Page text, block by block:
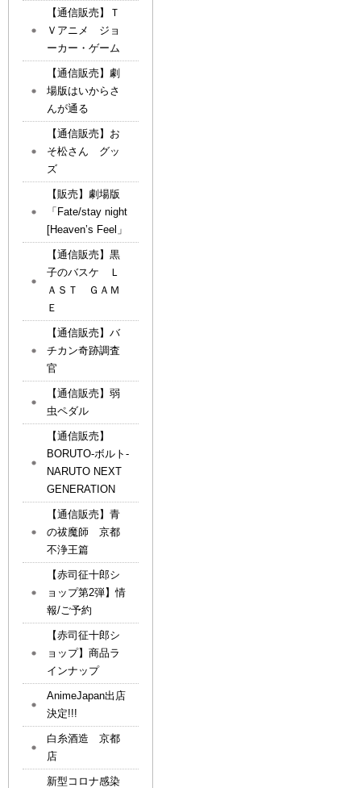
【通信販売】Ｔ
Ｖアニメ ジョ
ーカー・ゲーム
【通信販売】劇
場版はいからさ
んが通る
【通信販売】お
そ松さん グッ
ズ
【販売】劇場版
「Fate/stay night
[Heaven’s Feel」
【通信販売】黒
子のバスケ Ｌ
ＡＳＴ ＧＡＭ
Ｅ
【通信販売】バ
チカン奇跡調査
官
【通信販売】弱
虫ペダル
【通信販売】
BORUTO-ボルト-
NARUTO NEXT
GENERATION
【通信販売】青
の祓魔師 京都
不浄王篇
【赤司征十郎シ
ョップ第2弾】情
報/ご予約
【赤司征十郎シ
ョップ】商品ラ
インナップ
AnimeJapan出店
決定!!!
白糸酒造 京都
店
新型コロナ感染